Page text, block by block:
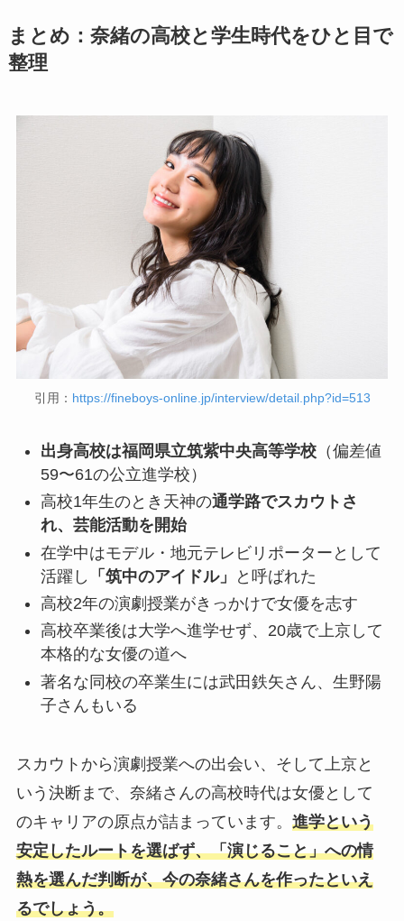
まとめ：奈緒の高校と学生時代をひと目で
整理
引用： https://fineboys-online.jp/interview/detail.php?id=513
出身高校は福岡県立筑紫中央高等学校（偏差値
59〜61の公立進学校）
高校1年生のとき天神の通学路でスカウトさ
れ、芸能活動を開始
在学中はモデル・地元テレビリポーターとして
活躍し
「筑中のアイドル」
と呼ばれた
高校2年の演劇授業がきっかけで女優を志す
高校卒業後は大学へ進学せず、20歳で上京して
本格的な女優の道へ
著名な同校の卒業生には武田鉄矢さん、生野陽
子さんもいる
スカウトから演劇授業への出会い、そして上京と
いう決断まで、奈緒さんの高校時代は女優として
のキャリアの原点が詰まっています。 進学という
安定したルートを選ばず、「演じること」への情
熱を選んだ判断が、今の奈緒さんを作ったといえ
るでしょう。